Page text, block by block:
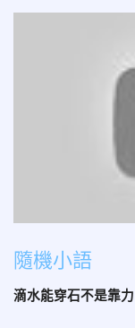
隨機小語
滴水能穿石不是靠